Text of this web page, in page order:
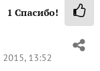
1 Спасибо!
2015, 13:52